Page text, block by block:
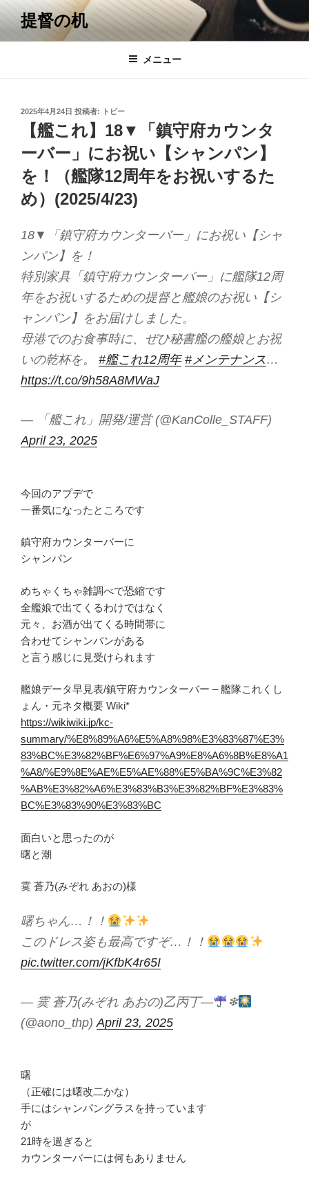
コ
テ
提督の机
メニュー
投
2025年4月24日 投稿者: トビー
【艦これ】18▼「鎮守府カウンタ
ーバー」にお祝い【シャンパン】
を！（艦隊12周年をお祝いするた
め）(2025/4/23)
18▼「鎮守府カウンターバー」にお祝い【シャ
ンパン】を！
特別家具「鎮守府カウンターバー」に艦隊12周
年をお祝いするための提督と艦娘のお祝い【シ
ャンパン】をお届けしました。
母港でのお食事時に、ぜひ秘書艦の艦娘とお祝
いの乾杯を。 #艦これ12周年 #メンテナンス…
https://t.co/9h58A8MWaJ
— 「艦これ」開発/運営 (@KanColle_STAFF)
April 23, 2025
今回のアプデで
一番気になったところです
鎮守府カウンターバーに
シャンパン
めちゃくちゃ雑調べで恐縮です
全艦娘で出てくるわけではなく
元々、お酒が出てくる時間帯に
合わせてシャンパンがある
と言う感じに見受けられます
艦娘データ早見表/鎮守府カウンターバー – 艦隊これくし
ょん・元ネタ概要 Wiki*
https://wikiwiki.jp/kc-
summary/%E8%89%A6%E5%A8%98%E3%83%87%E3%
83%BC%E3%82%BF%E6%97%A9%E8%A6%8B%E8%A1
%A8/%E9%8E%AE%E5%AE%88%E5%BA%9C%E3%82
%AB%E3%82%A6%E3%83%B3%E3%82%BF%E3%83%
BC%E3%83%90%E3%83%BC
面白いと思ったのが
曙と潮
霙 蒼乃(みぞれ あおの)様
曙ちゃん…！！
このドレス姿も最高ですぞ…！！
pic.twitter.com/jKfbK4r65I
— 霙 蒼乃(みぞれ あおの)乙丙丁—
❄
(@aono_thp) April 23, 2025
曙
（正確には曙改二かな）
手にはシャンパングラスを持っています
が
21時を過ぎると
カウンターバーには何もありません